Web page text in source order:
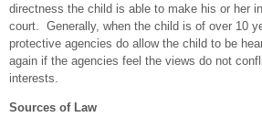
directness the child is able to make his or her
court. Generally, when the child is of over 10
protective agencies do allow the child to be
again if the agencies feel the views do not
interests.
Sources of Law